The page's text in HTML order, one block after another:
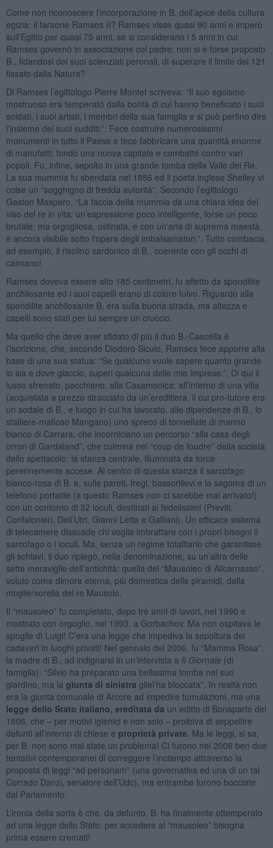
Come non riconoscere l’incorporazione in B. dell’apice della cultura
egizia: il faraone Ramses II? Ramses visse quasi 90 anni e imperò
sull’Egitto per quasi 75 anni, se si considerano i 5 anni in cui
Ramses governò in associazione col padre; non si è forse proposto
B., fidandosi dei suoi scienziati peronali, di superare il limite dei 121
fissato dalla Natura?
Di Ramses l’egittologo Pierre Montet scriveva: “Il suo egoismo
mostruoso era temperato dalla bontà di cui hanno beneficato i suoi
soldati, i suoi artisti, i membri della sua famiglia e si può perfino dire
l'insieme dei suoi sudditi.”. Fece costruire numerosissimi
monumenti in tutto il Paese e fece fabbricare una quantità enorme
di manufatti; fondò una nuova capitale e combatté contro vari
popoli. Fu, infine, sepolto in una grande tomba della Valle dei Re.
La sua mummia fu sbendata nel 1886 ed il poeta inglese Shelley vi
colse un “sogghigno di fredda autorità”. Secondo l’egittologo
Gaston Maspero, “La faccia della mummia dà una chiara idea del
viso del re in vita: un’espressione poco intelligente, forse un poco
brutale, ma orgogliosa, ostinata, e con un'aria di suprema maestà,
è ancora visibile sotto l'opera degli imbalsamatori.”. Tutto combacia,
ad esempio, il risolino sardonico di B., coerente con gli occhi di
caimano!
Ramses doveva essere alto 185 centimetri, fu affetto da spondilite
anchilosante ed i suoi capelli erano di colore fulvo. Riguardo alla
spondilite anchilosante B. era sulla buona strada, ma altezza e
capelli sono stati per lui sempre un cruccio.
Ma quello che deve aver sfidato di più il duo B.-Cascella è
l’iscrizione, che, secondo Diodoro Siculo, Ramses fece apporre alla
base di una sua statua: “Se qualcuno vuole sapere quanto grande
io sia e dove giaccio, superi qualcuna delle mie imprese.”. Di qui il
lusso sfrenato, pacchiano, alla Casamonica: all’interno di una villa
(acquistata a prezzo stracciato da un’ereditiera, il cui pro-tutore era
un sodale di B., e luogo in cui ha lavorato, alle dipendenze di B., lo
stalliere-mafioso Mangano) uno spreco di tonnellate di marmo
bianco di Carrara, che incorniciano un percorso “alla casa degli
orrori di Gardaland”, che culmina nel “coup de foudre” della società
dello spettacolo: la stanza centrale, illuminata da torce
perennemente accese. Al centro di questa stanza il sarcofago
bianco-rosa di B. e, sulle pareti, fregi, bassorilievi e la sagoma di un
telefono portatile (a questo Ramses non ci sarebbe mai arrivato!)
con un contorno di 32 loculi, destinati ai fedelissimi (Previti,
Confalonieri, Dell’Utri, Gianni Letta e Galliani). Un efficace sistema
di telecamere dissuade chi voglia imbrattare con i propri bisogni il
sarcofago o i loculi. Ma, senza un regime totalitario che garantisse
gli schiavi, il duo ripiegò, nella denominazione, su un’altra delle
sette meraviglie dell’antichità: quella del “Mausoleo di Alicarnasso”,
voluto come dimora eterna, più domestica delle piramidi, dalla
moglie/sorella del re Mausolo.
Il “mausoleo” fu completato, dopo tre anni di lavori, nel 1990 e
mostrato con orgoglio, nel 1993, a Gorbachov. Ma non ospitava le
spoglie di Luigi! C’era una legge che impediva la sepoltura dei
cadaveri in luoghi privati! Nel gennaio del 2006, fu “Mamma Rosa”,
la madre di B., ad indignarsi in un’intervista a Il Giornale (di
famiglia): “Silvio ha preparato una bellissima tomba nel suo
giardino, ma la giunta di sinistra gliel’ha bloccata”. In realtà non
era la giunta comunale di Arcore ad impedire tumulazioni, ma una
legge dello Stato italiano, ereditata da un editto di Bonaparte del
1806, che – per motivi igienici e non solo – proibiva di seppellire
defunti all’interno di chiese e proprietà private. Ma le leggi, si sa,
per B. non sono mai state un problema! Ci furono nel 2006 ben due
tentativi contemporanei di correggere l’inciampo attraverso la
proposta di leggi “ad personam” (una governativa ed una di un tal
Corrado Danzi, senatore dell’Udc), ma entrambe furono bocciate
dal Parlamento.
L’ironia della sorta è che, da defunto, B. ha finalmente ottemperato
ad una legge dello Stato: per accedere al “mausoleo” bisogna
prima essere cremati!